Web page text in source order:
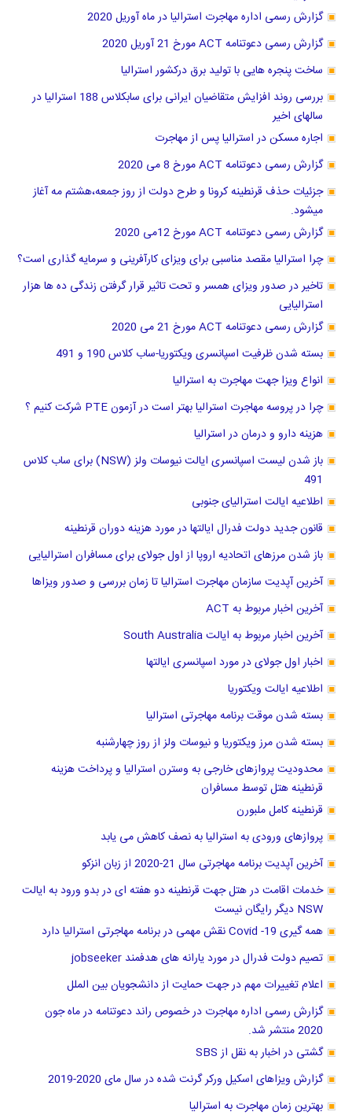
گزارش رسمی اداره مهاجرت استرالیا در ماه آوریل 2020
گزارش رسمی دعوتنامه ACT مورخ 21 آوریل 2020
ساخت پنجره هایی با تولید برق درکشور استرالیا
بررسی روند افزایش متقاضیان ایرانی برای سابکلاس 188 استرالیا در
سالهای اخیر
اجاره مسکن در استرالیا پس از مهاجرت
گزارش رسمی دعوتنامه ACT مورخ 8 می 2020
جزئیات حذف قرنطینه کرونا و طرح دولت از روز جمعه،هشتم مه آغاز
میشود.
گزارش رسمی دعوتنامه ACT مورخ 12می 2020
چرا استرالیا مقصد مناسبی برای ویزای کارآفرینی و سرمایه گذاری است؟
تاخیر در صدور ویزای همسر و تحت تاثیر قرار گرفتن زندگی ده ها هزار
استرالیایی
گزارش رسمی دعوتنامه ACT مورخ 21 می 2020
بسته شدن ظرفیت اسپانسری ویکتوریا-ساب کلاس 190 و 491
انواع ویزا جهت مهاجرت به استرالیا
چرا در پروسه مهاجرت استرالیا بهتر است در آزمون PTE شرکت کنیم ؟
هزینه دارو و درمان در استرالیا
باز شدن لیست اسپانسری ایالت نیوسات ولز (NSW) برای ساب کلاس
491
اطلاعیه ایالت استرالیای جنوبی
قانون جدید دولت فدرال ایالتها در مورد هزینه دوران قرنطینه
باز شدن مرزهای اتحادیه اروپا از اول جولای برای مسافران استرالیایی
آخرین آپدیت سازمان مهاجرت استرالیا تا زمان بررسی و صدور ویزاها
آخرین اخبار مربوط به ACT
آخرین اخبار مربوط به ایالت South Australia
اخبار اول جولای در مورد اسپانسری ایالتها
اطلاعیه ایالت ویکتوریا
بسته شدن موقت برنامه مهاجرتی استرالیا
بسته شدن مرز ویکتوریا و نیوسات ولز از روز چهارشنبه
محدودیت پروازهای خارجی به وسترن استرالیا و پرداخت هزینه
قرنطینه هتل توسط مسافران
قرنطینه کامل ملبورن
پروازهای ورودی به استرالیا به نصف کاهش می یابد
آخرین آپدیت برنامه مهاجرتی سال 21-2020 از زبان انزکو
خدمات اقامت در هتل جهت قرنطینه دو هفته ای در بدو ورود به ایالت
NSW دیگر رایگان نیست
همه گیری Covid -19 نقش مهمی در برنامه مهاجرتی استرالیا دارد
تصیم دولت فدرال در مورد یارانه های هدفمند jobseeker
اعلام تغییرات مهم در جهت حمایت از دانشجویان بین الملل
گزارش رسمی اداره مهاجرت در خصوص راند دعوتنامه در ماه جون
2020 منتشر شد.
گشتی در اخبار به نقل از SBS
گزارش ویزاهای اسکیل ورکر گرنت شده در سال مای 2020-2019
بهترین زمان مهاجرت به استرالیا